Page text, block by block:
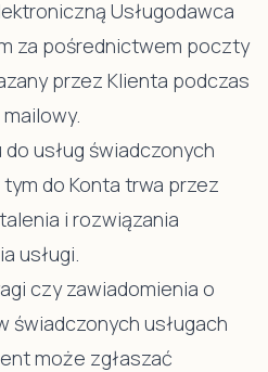
Usługodawca
za pośrednictwem poczty
przez Klienta podczas
usług świadczonych
do Konta trwa przez
i rozwiązania
usługi.
czy zawiadomienia o
świadczonych usługach
może zgłaszać